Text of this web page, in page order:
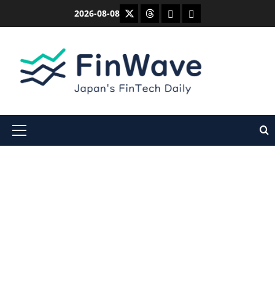
2026-08-08 X ThreadsBlueskyMastodon
メ